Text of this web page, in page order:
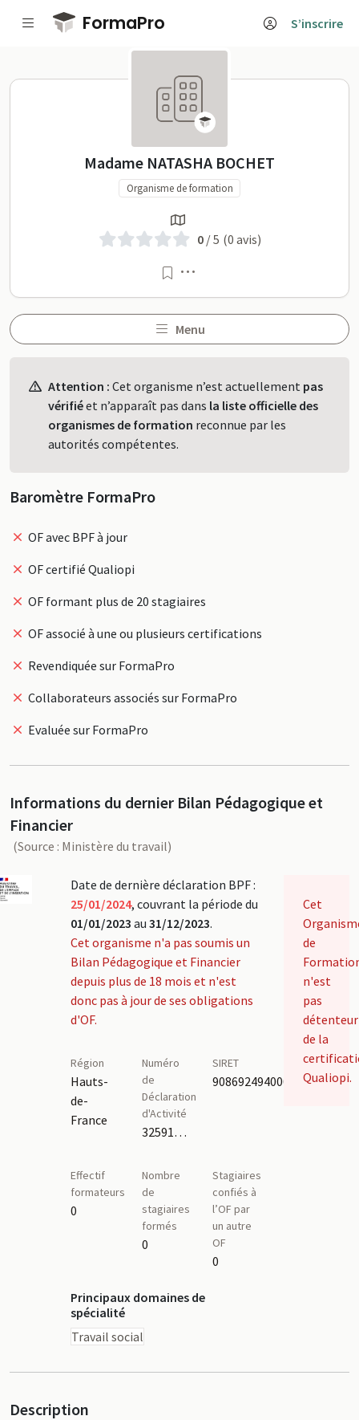
Passer au contenu principal
FormaPro S’inscrire
Madame NATASHA
Madame NATASHA BOCHET
Organisme de formation
0/ 5 (0 avis)
Menu
Attention : Cet organisme n’est actuellement pas
vérifiéet n’apparaît pas dans la liste officielle des
organismes de formation reconnue par les
autorités compétentes.
Baromètre FormaPro
OF avec BPF à jour
OF certifié Qualiopi
OF formant plus de 20 stagiaires
OF associé à une ou plusieurs certifications
Revendiquée sur FormaPro
Collaborateurs associés sur FormaPro
Evaluée sur FormaPro
Informations du dernier Bilan Pédagogique et
Financier
(Source : Ministère du travail)
Date de dernière déclaration BPF :
25/01/2024, couvrant la période du
01/01/2023 au 31/12/2023.
Cet organisme n'a pas soumis un
Bilan Pédagogique et Financier
depuis plus de 18 mois et n'est
donc pas à jour de ses obligations
d'OF.
Région
Hauts-
de-
France
Numéro
de
Déclaration
d'Activité
32591203359
SIRET
90869249400028
Effectif
formateurs
0
Nombre
de
stagiaires
formés
0
Stagiaires
confiés à
l’OF par
un autre
OF
0
Principaux domaines de
spécialité
Travail social
Cet
de
n'est
pas
détenteur
de la
Qualiopi.
Description